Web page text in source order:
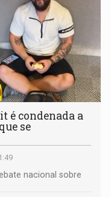
é condenada a
se
nacional sobre